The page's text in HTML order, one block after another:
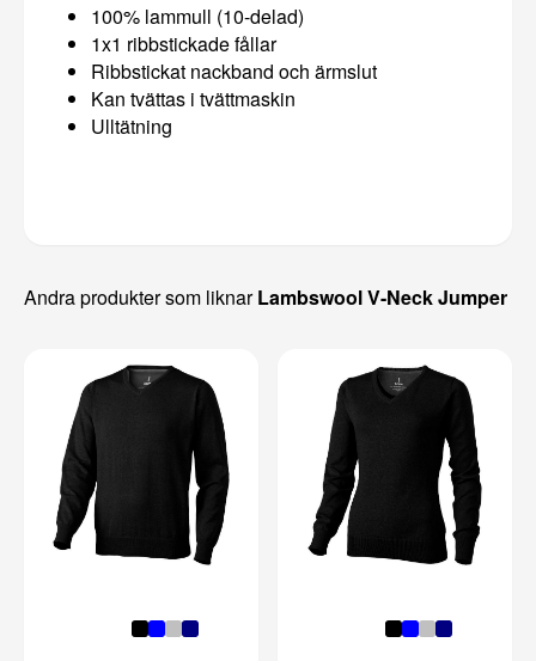
100% lammull (10-delad)
1x1 ribbstickade fållar
Ribbstickat nackband och ärmslut
Kan tvättas i tvättmaskin
Ulltätning
Andra produkter som liknarLambswool V-Neck Jumper